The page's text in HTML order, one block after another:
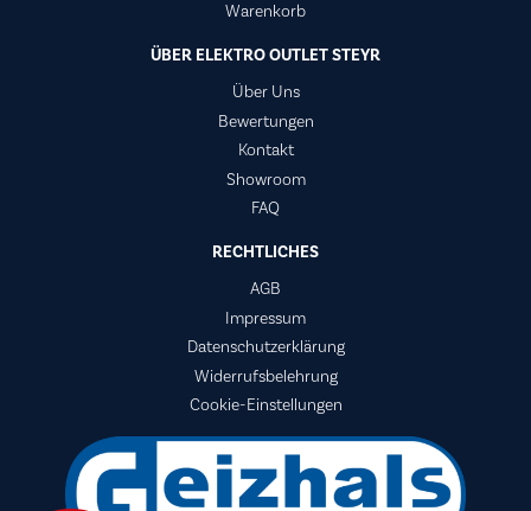
Warenkorb
ÜBER ELEKTRO OUTLET STEYR
Über Uns
Bewertungen
Kontakt
Showroom
FAQ
RECHTLICHES
AGB
Impressum
Datenschutzerklärung
Widerrufsbelehrung
Cookie-Einstellungen